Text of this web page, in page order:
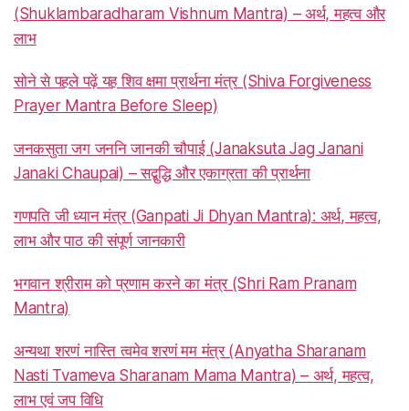
(Shuklambaradharam Vishnum Mantra) – अर्थ, महत्व और
लाभ
सोने से पहले पढ़ें यह शिव क्षमा प्रार्थना मंत्र (Shiva Forgiveness
Prayer Mantra Before Sleep)
जनकसुता जग जननि जानकी चौपाई (Janaksuta Jag Janani
Janaki Chaupai) – सद्बुद्धि और एकाग्रता की प्रार्थना
गणपति जी ध्यान मंत्र (Ganpati Ji Dhyan Mantra): अर्थ, महत्व,
लाभ और पाठ की संपूर्ण जानकारी
भगवान श्रीराम को प्रणाम करने का मंत्र (Shri Ram Pranam
Mantra)
अन्यथा शरणं नास्ति त्वमेव शरणं मम मंत्र (Anyatha Sharanam
Nasti Tvameva Sharanam Mama Mantra) – अर्थ, महत्व,
लाभ एवं जप विधि